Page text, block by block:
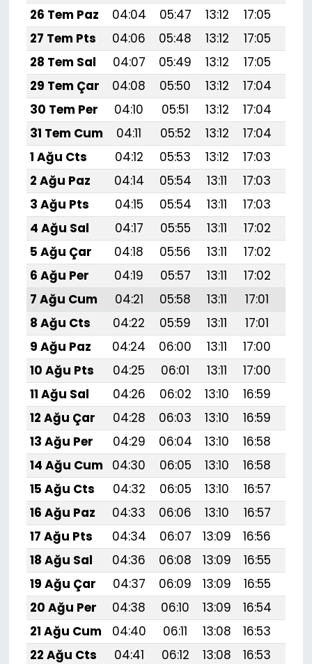
26 Tem Paz
04:04 05:47 13:12 17:05
27 Tem Pts
04:06 05:48 13:12 17:05
28 Tem Sal
04:07 05:49 13:12 17:05
29 Tem Çar
04:08 05:50 13:12 17:04
30 Tem Per
04:10 05:51 13:12 17:04
31 Tem Cum
04:11 05:52 13:12 17:04
1 Ağu Cts
04:12 05:53 13:12 17:03
2 Ağu Paz
04:14 05:54 13:11 17:03
3 Ağu Pts
04:15 05:54 13:11 17:03
4 Ağu Sal
04:17 05:55 13:11 17:02
5 Ağu Çar
04:18 05:56 13:11 17:02
6 Ağu Per
04:19 05:57 13:11 17:02
7 Ağu Cum
04:21 05:58 13:11 17:01
8 Ağu Cts
04:22 05:59 13:11 17:01
9 Ağu Paz
04:24 06:00 13:11 17:00
10 Ağu Pts
04:25 06:01 13:11 17:00
11 Ağu Sal
04:26 06:02 13:10 16:59
12 Ağu Çar
04:28 06:03 13:10 16:59
13 Ağu Per
04:29 06:04 13:10 16:58
14 Ağu Cum
04:30 06:05 13:10 16:58
15 Ağu Cts
04:32 06:05 13:10 16:57
16 Ağu Paz
04:33 06:06 13:10 16:57
17 Ağu Pts
04:34 06:07 13:09 16:56
18 Ağu Sal
04:36 06:08 13:09 16:55
19 Ağu Çar
04:37 06:09 13:09 16:55
20 Ağu Per
04:38 06:10 13:09 16:54
21 Ağu Cum
04:40 06:11 13:08 16:53
22 Ağu Cts
04:41 06:12 13:08 16:53